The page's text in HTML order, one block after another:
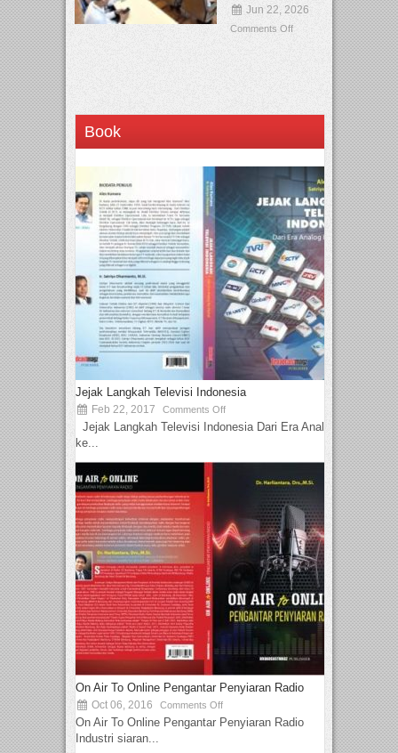
Jun 22, 2026
Comments Off
Book
Jejak Langkah Televisi Indonesia
Feb 22, 2017 Comments Off
Jejak Langkah Televisi Indonesia Dari Era Analog
ke...
On Air To Online Pengantar Penyiaran Radio
Oct 06, 2016 Comments Off
On Air To Online Pengantar Penyiaran Radio
Industri siaran...